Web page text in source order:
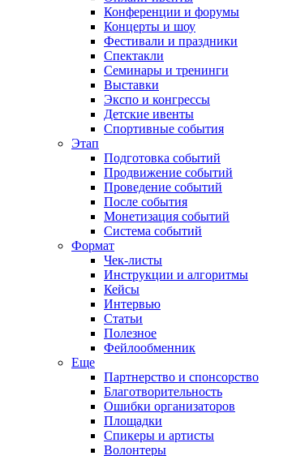
Конференции и форумы
Концерты и шоу
Фестивали и праздники
Спектакли
Семинары и тренинги
Выставки
Экспо и конгрессы
Детские ивенты
Спортивные события
Этап
Подготовка событий
Продвижение событий
Проведение событий
После события
Монетизация событий
Система событий
Формат
Чек-листы
Инструкции и алгоритмы
Кейсы
Интервью
Статьи
Полезное
Фейлообменник
Еще
Партнерство и спонсорство
Благотворительность
Ошибки организаторов
Площадки
Спикеры и артисты
Волонтеры